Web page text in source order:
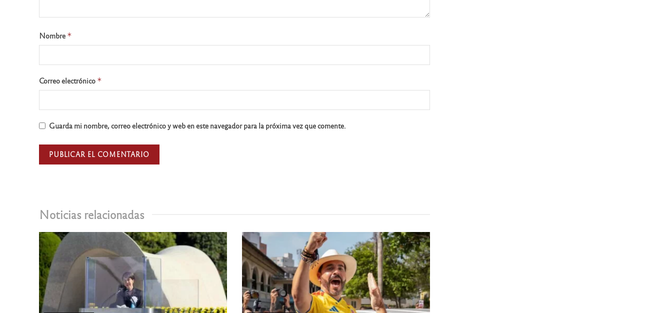
Noticias relacionadas
Nombre *
Correo electrónico *
Guarda mi nombre, correo electrónico y web en este navegador para la próxima vez que comente.